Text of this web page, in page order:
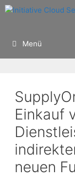
Zum
Menü
Einkauf
neuen